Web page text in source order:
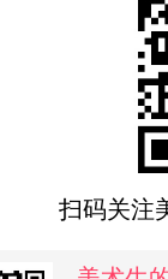
扫码关注